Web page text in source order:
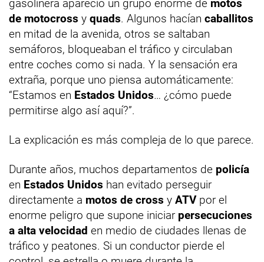
gasolinera apareció un grupo enorme de motos
de motocross y quads. Algunos hacían caballitos
en mitad de la avenida, otros se saltaban
semáforos, bloqueaban el tráfico y circulaban
entre coches como si nada. Y la sensación era
extraña, porque uno piensa automáticamente:
“Estamos en Estados Unidos… ¿cómo puede
permitirse algo así aquí?”.
La explicación es más compleja de lo que parece.
Durante años, muchos departamentos de policía
en Estados Unidos han evitado perseguir
directamente a motos de cross y ATVpor el
enorme peligro que supone iniciar persecuciones
a alta velocidad en medio de ciudades llenas de
tráfico y peatones. Si un conductor pierde el